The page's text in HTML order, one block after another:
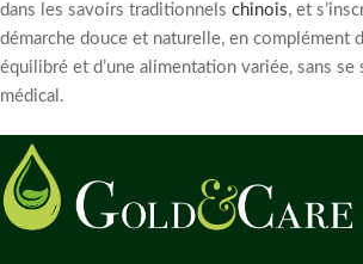
dans les savoirs traditionnels chinois, et
démarche douce et naturelle, en complément
équilibré et d’une alimentation variée, sans se
médical.